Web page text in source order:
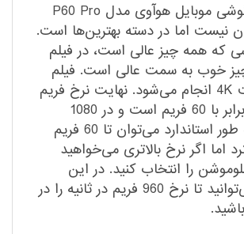
فیلم برداری گوشی موبایل هوآوی مدل P60 Pro
نیست اما در دسته بهترین‌ها است.
که همه چیز عالی است، در فیلم
خوب به سمت عالی است. فیلم
برداری با دقت 4K انجام می‌شود. نهایت نرخ فریم
در این دقت برابر با 60 فریم است و در 1080
پیکسل هم به طور استاندارد می‌توان تا 60 فریم
اما اگر نرخ بالاتری می‌خواهید
را انتخاب کنید. در این
حالت شما می‌توانید تا نرخ 960 فریم در ثانیه را در